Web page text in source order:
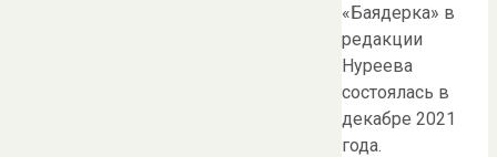
«Баядерка» в
редакции
Нуреева
состоялась в
декабре 2021
года.